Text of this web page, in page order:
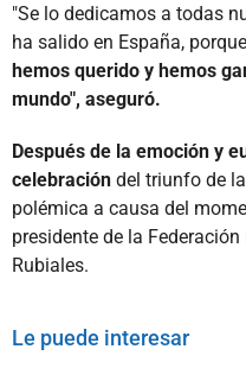
"Se lo dedicamos a todas
ha salido en España,
hemos querido y hemos
mundo", aseguró.
Después de la emoción y
celebración del triunfo de
polémica a causa del
presidente de la
Rubiales.
Le puede interesar